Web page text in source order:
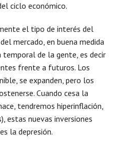
ciclo económico.
el tipo de interés del
mercado, en buena medida
de la gente, es decir
frente a futuros. Los
se expanden, pero los
Cuando cesa la
tendremos hiperinflación,
estas nuevas inversiones
la depresión.